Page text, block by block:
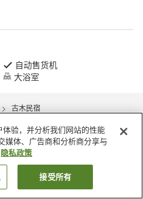
自动售货机
大浴室
古木民宿
客房
验，并分析我们网站的性能
媒体、广告商和分析商分享与
隐私政策
接受所有